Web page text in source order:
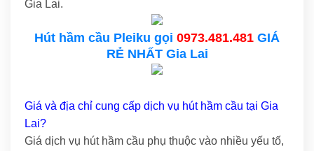
Gia Lai.
Hút hầm cầu Pleiku gọi 0973.481.481 GIÁ
RẺ NHẤT Gia Lai
Giá và địa chỉ cung cấp dịch vụ hút hầm cầu tại Gia
Lai?
Giá dịch vụ hút hầm cầu phụ thuộc vào nhiều yếu tố,